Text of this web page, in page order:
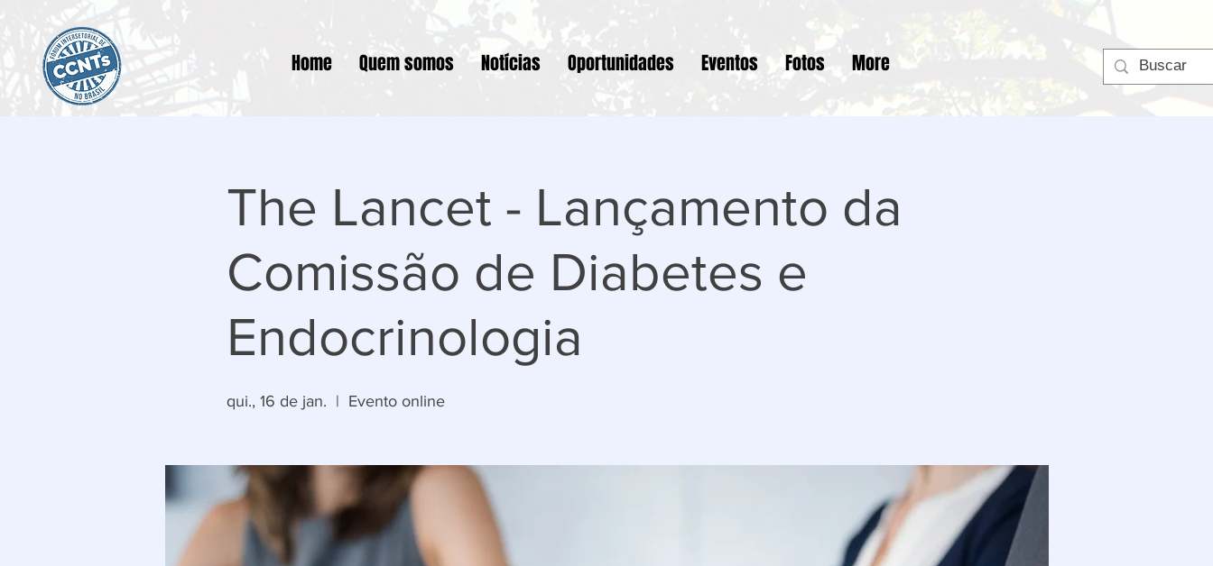
Home Quem somos Notícias Oportunidades Eventos Fotos More
The Lancet - Lançamento da
Comissão de Diabetes e
Endocrinologia
qui., 16 de jan.
  |
Evento online